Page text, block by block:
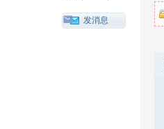
发消息